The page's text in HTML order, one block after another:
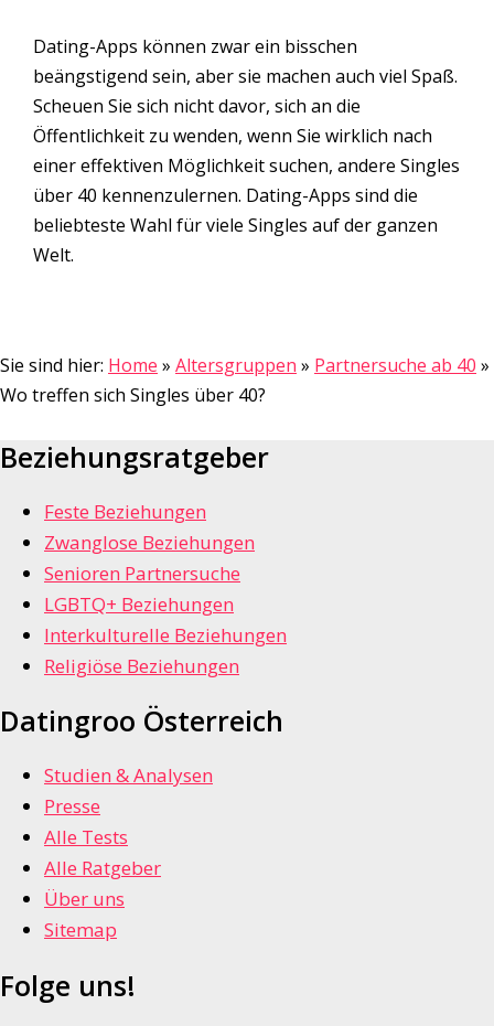
Dating-Apps können zwar ein bisschen
beängstigend sein, aber sie machen auch viel Spaß.
Scheuen Sie sich nicht davor, sich an die
Öffentlichkeit zu wenden, wenn Sie wirklich nach
einer effektiven Möglichkeit suchen, andere Singles
über 40 kennenzulernen. Dating-Apps sind die
beliebteste Wahl für viele Singles auf der ganzen
Welt.
Sie sind hier: Home » Altersgruppen » Partnersuche ab 40 »
Wo treffen sich Singles über 40?
Beziehungsratgeber
Feste Beziehungen
Zwanglose Beziehungen
Senioren Partnersuche
LGBTQ+ Beziehungen
Interkulturelle Beziehungen
Religiöse Beziehungen
Datingroo Österreich
Studien & Analysen
Presse
Alle Tests
Alle Ratgeber
Über uns
Sitemap
Folge uns!